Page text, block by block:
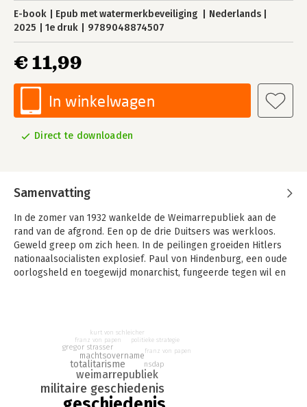
E-book Epub met watermerkbeveiliging
Nederlands
2025
1e druk 9789048874507
€ 11,99
In winkelwagen
Direct te downloaden
Samenvatting
In de zomer van 1932 wankelde de Weimarrepubliek aan de
rand van de afgrond. Een op de drie Duitsers was werkloos.
Geweld greep om zich heen. In de peilingen groeiden Hitlers
nationaalsocialisten explosief. Paul von Hindenburg, een oude
oorlogsheld en toegewijd monarchist, fungeerde tegen wil en
een meerderheid in de Reichstag en een pad richting de
politieke macht. En toen verloren de nazi's twee miljoen
stemmen. Partijleden liepen massaal weg, financiers trokken
zich terug en de nazipartij dreigde te scheuren. Hitler sprak
over zelfmoord, 'The New York Times' schreef dat het
militaire geschiedenis
weimarrepubliek
totalitarisme
machtsovername
nsdap
gregor strasser
franz von papen
kurt von schleicher
politieke strategie
franz von papen